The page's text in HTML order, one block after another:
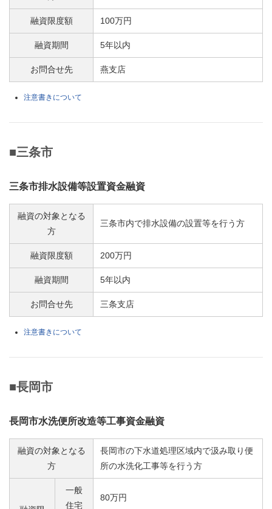
融資限度額 100万円
融資期間 5年以内
お問合せ先 燕支店
注意書きについて
■三条市
三条市排水設備等設置資金融資
融資の対象となる
方
三条市内で排水設備の設置等を行う方
融資限度額 200万円
融資期間 5年以内
お問合せ先 三条支店
注意書きについて
■長岡市
長岡市水洗便所改造等工事資金融資
融資の対象となる
方
長岡市の下水道処理区域内で汲み取り便
所の水洗化工事等を行う方
一般
住宅
80万円